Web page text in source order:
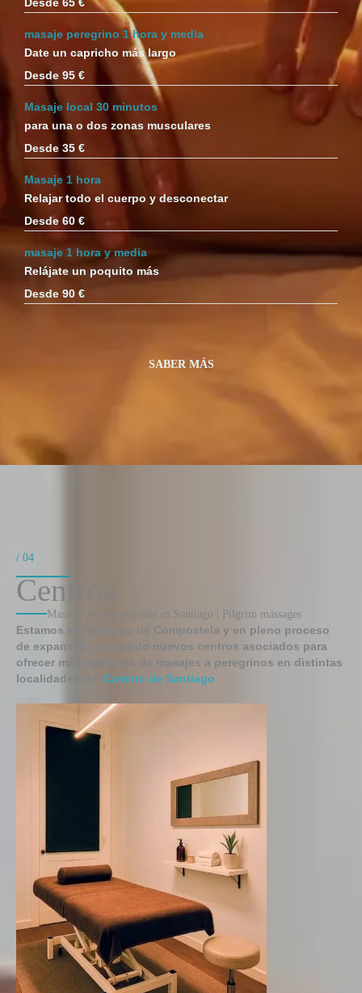
Desde 65 €
masaje peregrino 1 hora y media
Date un capricho más largo
Desde 95 €
Masaje local 30 minutos
para una o dos zonas musculares
Desde 35 €
Masaje 1 hora
Relajar todo el cuerpo y desconectar
Desde 60 €
masaje 1 hora y media
Relájate un poquito más
Desde 90 €
SABER MÁS​
/ 04
Centros
Masajes para Peregrinos en Santiago | Pilgrim massages
Estamos en Santiago de Compostela y en pleno proceso
de expansión, sumando nuevos centros asociados para
ofrecer más opciones de masajes a peregrinos en distintas
localidades del Camino de Santiago